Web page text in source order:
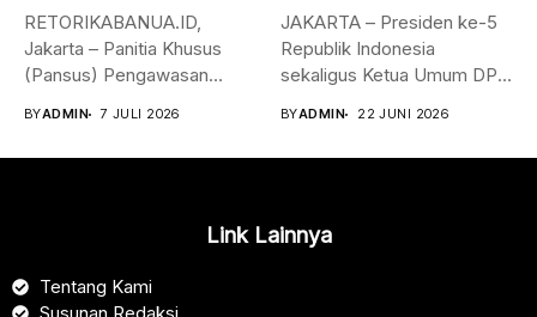
RETORIKABANUA.ID,
Jakarta – Panitia Khusus
(Pansus) Pengawasan
BYADMIN 7 JULI 2026
JAKARTA – Presiden ke-5
Republik Indonesia
sekaligus Ketua Umum DPP
BYADMIN 22 JUNI 2026
Link Lainnya
Tentang Kami